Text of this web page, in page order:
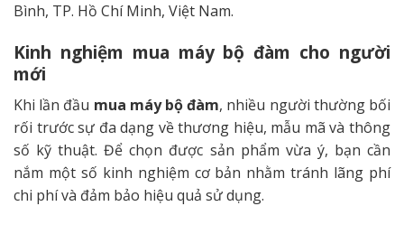
Bình, TP. Hồ Chí Minh, Việt Nam.
Kinh nghiệm mua máy bộ đàm cho người
mới
Khi lần đầu mua máy bộ đàm, nhiều người thường bối
rối trước sự đa dạng về thương hiệu, mẫu mã và thông
số kỹ thuật. Để chọn được sản phẩm vừa ý, bạn cần
nắm một số kinh nghiệm cơ bản nhằm tránh lãng phí
chi phí và đảm bảo hiệu quả sử dụng.